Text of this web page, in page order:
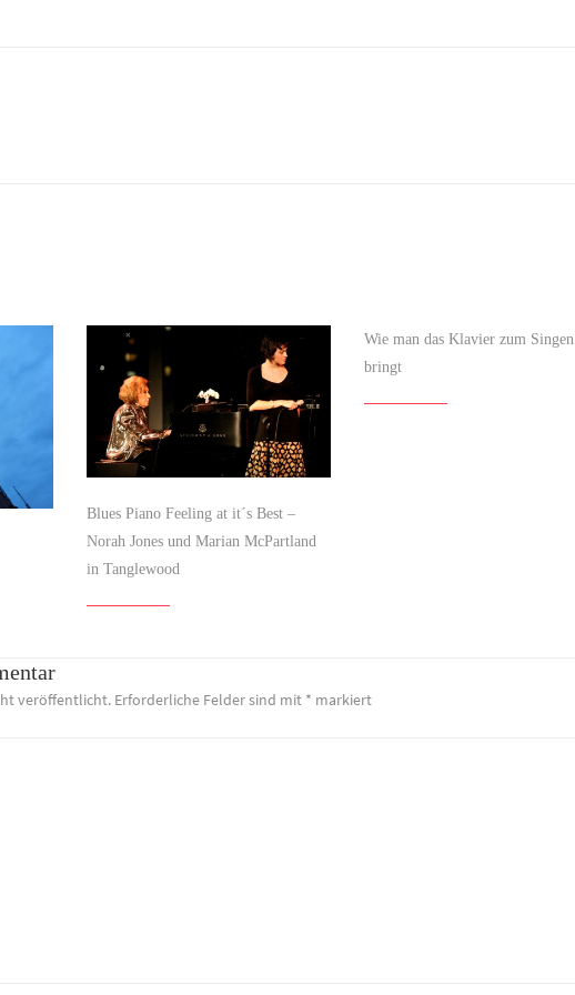
Blues Piano Feeling at it´s Best –
Norah Jones und Marian McPartland
in Tanglewood
Wie man das Klavier zum Singen
bringt
veröffentlicht. Erforderliche Felder sind mit * markiert